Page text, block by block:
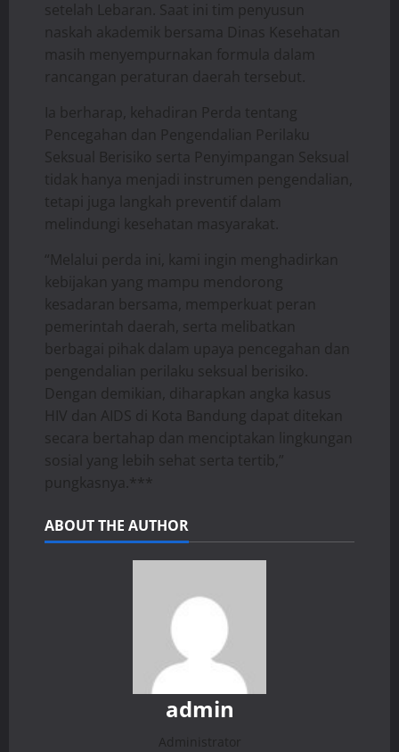
setelah Lebaran. Saat ini tim penyusun
naskah akademik bersama Dinas Kesehatan
masih menyempurnakan formula dalam
rancangan peraturan daerah tersebut.
Ia berharap, kehadiran Perda tentang
Pencegahan dan Pengendalian Perilaku
Seksual Berisiko serta Penyimpangan Seksual
tidak hanya menjadi instrumen pengendalian,
tetapi juga langkah preventif dalam
melindungi kesehatan masyarakat.
“Melalui perda ini, kami ingin menghadirkan
kebijakan yang mampu mendorong
kesadaran bersama, memperkuat peran
pemerintah daerah, serta melibatkan
berbagai pihak dalam upaya pencegahan dan
pengendalian perilaku seksual berisiko.
Dengan demikian, diharapkan angka kasus
HIV dan AIDS di Kota Bandung dapat ditekan
secara bertahap dan menciptakan lingkungan
sosial yang lebih sehat serta tertib,”
pungkasnya.***
ABOUT THE AUTHOR
admin
Administrator